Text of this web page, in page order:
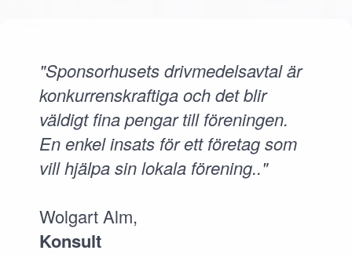
"Sponsorhusets drivmedelsavtal är
konkurrenskraftiga och det blir
väldigt fina pengar till föreningen.
En enkel insats för ett företag som
vill hjälpa sin lokala förening.."
Wolgart Alm,
Konsult